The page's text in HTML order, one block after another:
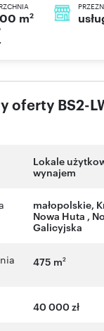
m2
oferty BS2-
Lokale
wynajem
małopolskie,
Nowa Huta ,
Galicyjska
475 m2
40 000 zł